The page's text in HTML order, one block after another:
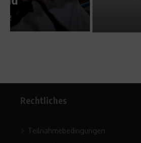
17. September 2022
Rechtliches
Teilnahmebedingungen